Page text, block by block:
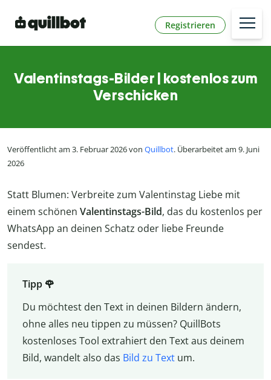
Registrieren
Valentinstags-Bilder | kostenlos zum
Verschicken
Veröffentlicht am 3. Februar 2026 von Quillbot. Überarbeitet am 9. Juni
2026
Statt Blumen: Verbreite zum Valentinstag Liebe mit
einem schönen Valentinstags-Bild, das du kostenlos per
WhatsApp an deinen Schatz oder liebe Freunde
sendest.
Tipp 🌹
Du möchtest den Text in deinen Bildern ändern,
ohne alles neu tippen zu müssen? QuillBots
kostenloses Tool extrahiert den Text aus deinem
Bild, wandelt also das Bild zu Textum.